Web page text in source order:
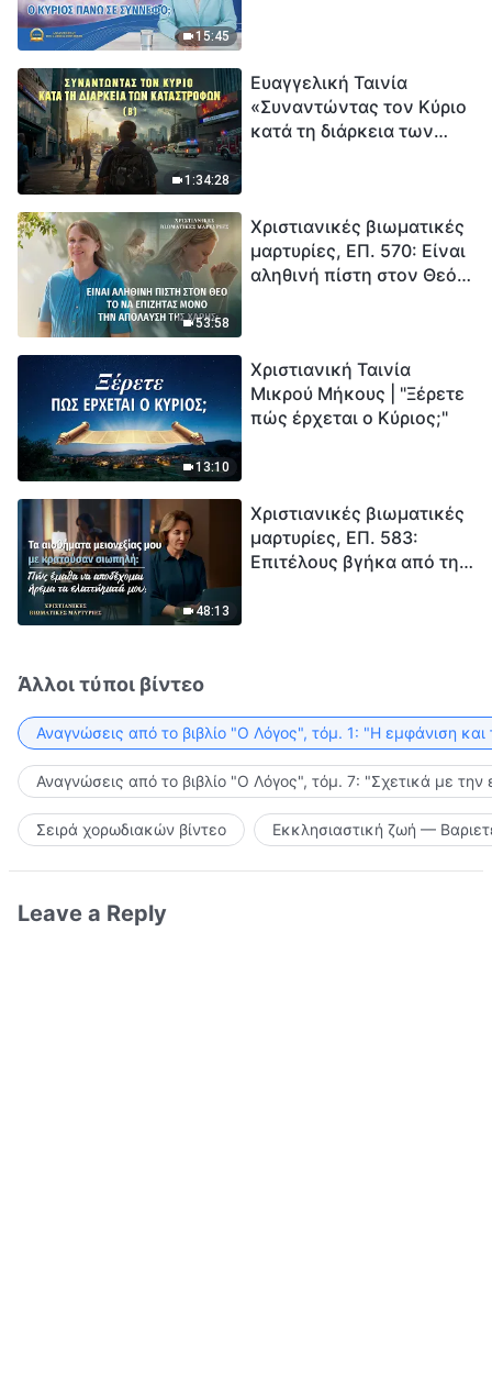
15:45
1:34:28
Ευαγγελική Ταινία
«Συναντώντας τον Κύριο
κατά τη διάρκεια των
εξαφάνισης». Οι
καταστροφές χτυπούν.
Ξεκινά η αντίστροφη
53:58
Χριστιανικές βιωματικές
μαρτυρίες, ΕΠ. 570: Είναι
αληθινή πίστη στον Θεό
13:10
Χριστιανική Ταινία
Μικρού Μήκους | "Ξέρετε
πώς έρχεται ο Κύριος;"
48:13
Χριστιανικές βιωματικές
μαρτυρίες, ΕΠ. 583:
Επιτέλους βγήκα από τη
Άλλοι τύποι βίντεο
Αναγνώσεις από το βιβλίο "Ο Λόγος", τόμ. 1: "Η εμφάνιση
Αναγνώσεις από το βιβλίο "Ο Λόγος", τόμ. 7: "Σχετικά με την
Σειρά χορωδιακών βίντεο Εκκλησιαστική ζωή —
Leave a Reply